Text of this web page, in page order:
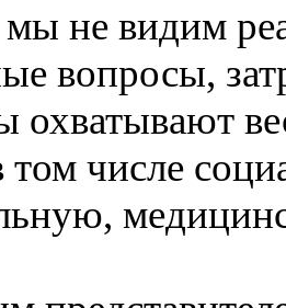
мы не видим
вопросы,
охватывают
том числе